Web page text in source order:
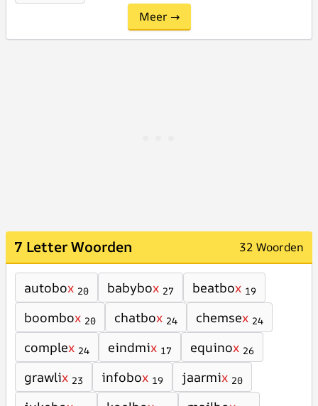
Meer →
7 Letter Woorden 32 Woorden
autobox 20 babybox 27 beatbox 19
boombox 20 chatbox 24 chemsex 24
complex 24 eindmix 17 equinox 26
grawlix 23 infobox 19 jaarmix 20